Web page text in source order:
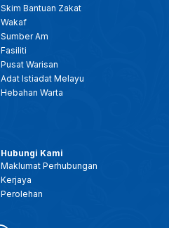
Skim Bantuan Zakat
Wakaf
Sumber Am
Fasiliti
Pusat Warisan
Adat Istiadat Melayu
Hebahan Warta
Hubungi Kami
Maklumat Perhubungan
Kerjaya
Perolehan